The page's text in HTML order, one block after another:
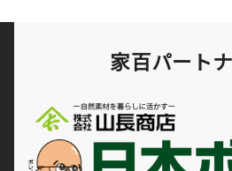
家百パート